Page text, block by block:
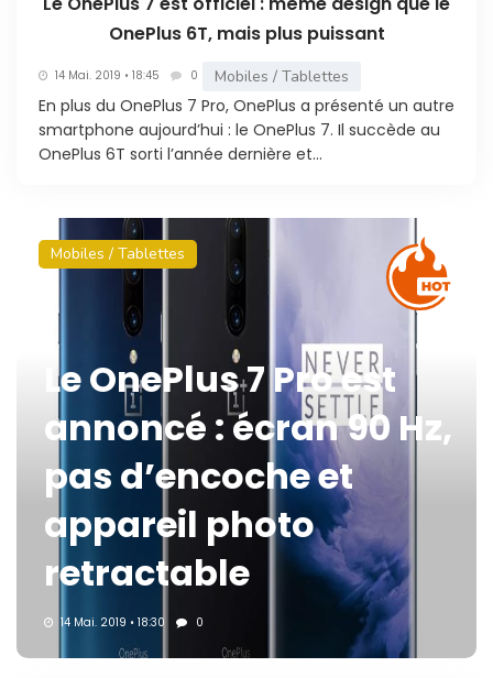
OnePlus 6T, mais plus puissant
14 Mai. 2019 • 18:45 0 Mobiles / Tablettes
En plus du OnePlus 7 Pro, OnePlus a présenté un autre
smartphone aujourd’hui : le OnePlus 7. Il succède au
OnePlus 6T sorti l’année dernière et...
Mobiles / Tablettes
Le OnePlus 7 Pro est
annoncé : écran 90 Hz,
pas d’encoche et
appareil photo
retractable
14 Mai. 2019 • 18:30 0